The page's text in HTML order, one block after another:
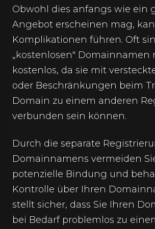
Obwohl dies anfangs wie ein
Angebot erscheinen mag,
Komplikationen führen. Oft
„kostenlosen"
kostenlos, da sie mit
oder Beschränkungen beim
Domain zu einem anderen
verbunden sein können.
Durch die separate
Domainnamens vermeiden
potenzielle Bindung und
Kontrolle über Ihren
stellt sicher, dass Sie Ihren
bei Bedarf problemlos zu